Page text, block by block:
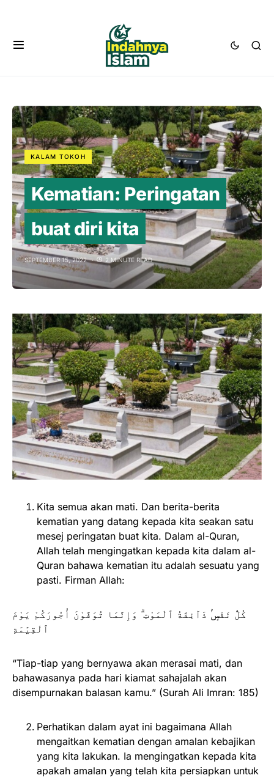
KALAM TOKOH
Kematian: Peringatan
buat diri kita
SEPTEMBER 15, 2022 2 MINUTE READ
Kita semua akan mati. Dan berita-berita
kematian yang datang kepada kita seakan satu
mesej peringatan buat kita. Dalam al-Quran,
Allah telah mengingatkan kepada kita dalam al-
Quran bahawa kematian itu adalah sesuatu yang
pasti. Firman Allah:
كُلُّ نَفْسٍۢ ذَآئِقَةُ ٱلْمَوْتِ ۗ وَإِنَّمَا تُوَفَّوْنَ أُجُورَكُمْ يَوْمَ
ٱلْقِيَٰمَةِ
“Tiap-tiap yang bernyawa akan merasai mati, dan
bahawasanya pada hari kiamat sahajalah akan
disempurnakan balasan kamu.” (Surah Ali Imran: 185)
Perhatikan dalam ayat ini bagaimana Allah
mengaitkan kematian dengan amalan kebajikan
yang kita lakukan. Ia mengingatkan kepada kita
apakah amalan yang telah kita persiapkan untuk